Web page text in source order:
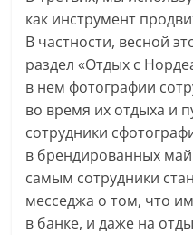
как инструмент
В частности, весной
раздел «Отдых с
в нем фотографии
во время их отдыха и
сотрудники
в брендированных
самым сотрудники
месседжа о том, что
в банке, и даже на